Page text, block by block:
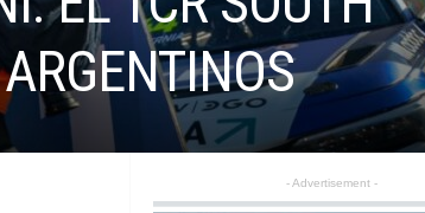
- Advertisement -